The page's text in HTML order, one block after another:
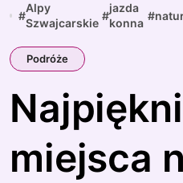
#
Alpy
Szwajcarskie
#
jazda
konna
#
Podróże
miejsca